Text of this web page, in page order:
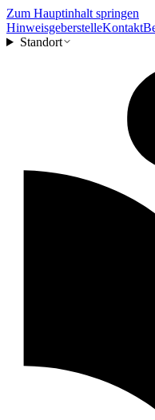
Zum Hauptinhalt springen
HinweisgeberstelleKontakt
Standort